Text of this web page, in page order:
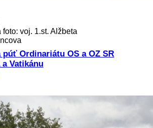
foto: voj. 1.st. Alžbeta
púť Ordinariátu OS a OZ SR
Vatikánu